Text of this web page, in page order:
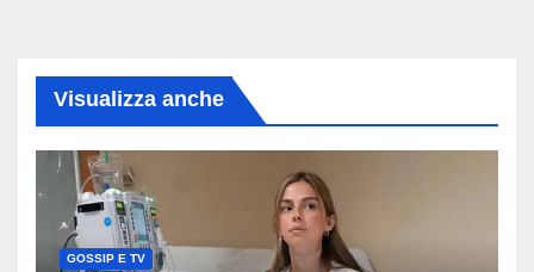
Visualizza anche
GOSSIP E TV